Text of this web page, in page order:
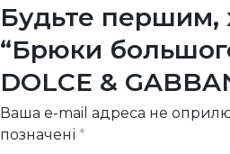
Будьте першим,
“Брюки
DOLCE &
Ваша e-mail адреса не
позначені *